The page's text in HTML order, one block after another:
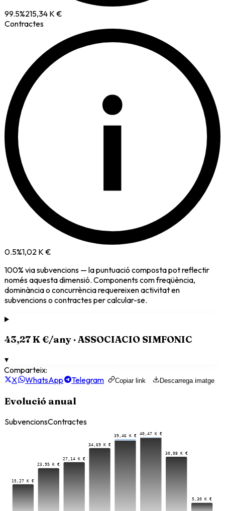
99.5%215,34 K €
Contractes
i
0.5%1,02 K €
100% viasubvencions — la puntuació composta pot reflectir
només aquesta dimensió. Components com freqüència,
dominància o concurrència requereixen activitat en
subvencions o contractes per calcular-se.
43,27 K €/any ·ASSOCIACIO SIMFONIC
▾
Comparteix:
X
WhatsApp Telegram Copiar link Descarrega imatge
Evolució anual
SubvencionsContractes
15,27 K €
23,95 K €
27,14 K €
34,69 K €
39,46 K € 40,47 K €
30,08 K €
5,30 K €